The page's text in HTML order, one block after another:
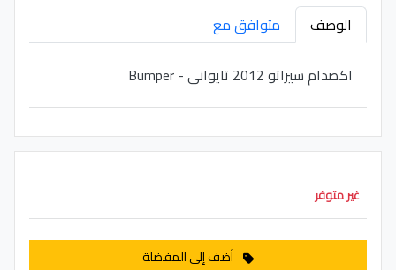
الوصف
متوافق مع
اكصدام سيراتو 2012 تايوانى - Bumper
غير متوفر
أضف إلى المفضلة